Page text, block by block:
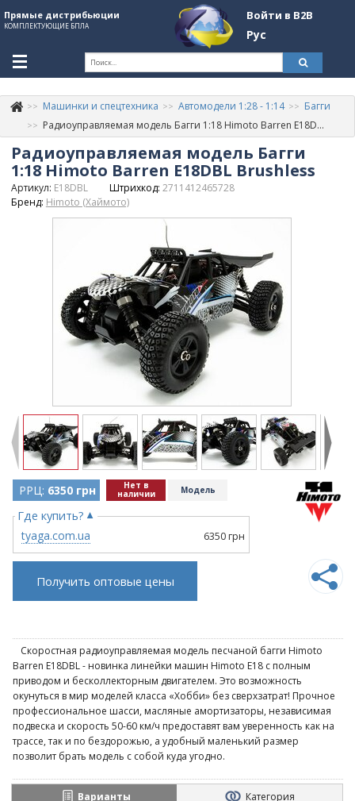
Прямые дистрибьюции
КОМПЛЕКТУЮЩИЕ БПЛА
Войти в B2B
Рус
+380507774092
Информация о компании
About Company
Войти в B2B
Стать партнером
Машинки и спецтехника Автомодели 1:28 - 1:14
Багги
Радиоуправляемая модель Багги 1:18 Himoto Barren E18DBL Brushless
Радиоуправляемая модель Багги
1:18 Himoto Barren E18DBL Brushless
Артикул: E18DBL Штрихкод: 2711412465728
Бренд: Himoto (Хаймото)
РРЦ: 6350 грн Нет в
наличии Модель
Где купить?
tyaga.com.ua 6350 грн
Получить оптовые цены
Скоростная радиоуправляемая модель песчаной багги Himoto
Barren E18DBL - новинка линейки машин Himoto E18 с полным
приводом и бесколлекторным двигателем. Это возможность
окунуться в мир моделей класса «Хобби» без сверхзатрат! Прочное
профессиональное шасси, масляные амортизаторы, независимая
подвеска и скорость 50-60 км/ч предоставят вам уверенность как на
трассе, так и по бездорожью, а удобный маленький размер
позволит брать модель с собой куда угодно.
Варианты
Категория